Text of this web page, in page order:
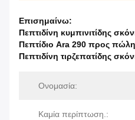
Επισημαίνω:
Πεπτιδίνη κυμπινιτίδης
Πεπτίδιο Ara 290 προς
Πεπτιδίνη τιρζεπατίδης
Ονομασία:
Καμία περίπτωση.: